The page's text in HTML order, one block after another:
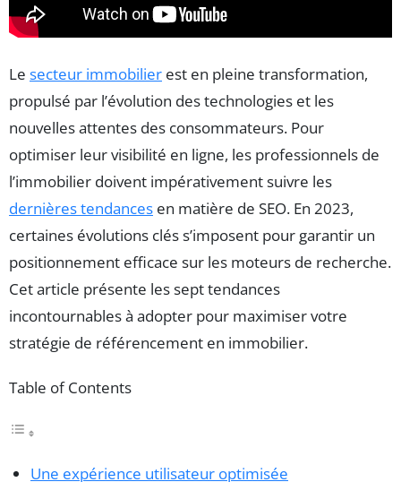
Le secteur immobilier est en pleine transformation,
propulsé par l’évolution des technologies et les
nouvelles attentes des consommateurs. Pour
optimiser leur visibilité en ligne, les professionnels de
l’immobilier doivent impérativement suivre les
dernières tendances en matière de SEO. En 2023,
certaines évolutions clés s’imposent pour garantir un
positionnement efficace sur les moteurs de recherche.
Cet article présente les sept tendances
incontournables à adopter pour maximiser votre
stratégie de référencement en immobilier.
Table of Contents
Une expérience utilisateur optimisée